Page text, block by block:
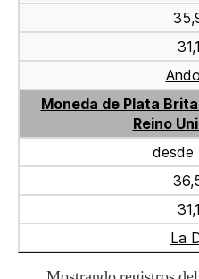
Moneda de Plata
Reino
desde
La